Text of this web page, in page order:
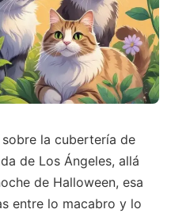
la cubertería de
de Los Ángeles, allá
de Halloween, esa
entre lo macabro y lo